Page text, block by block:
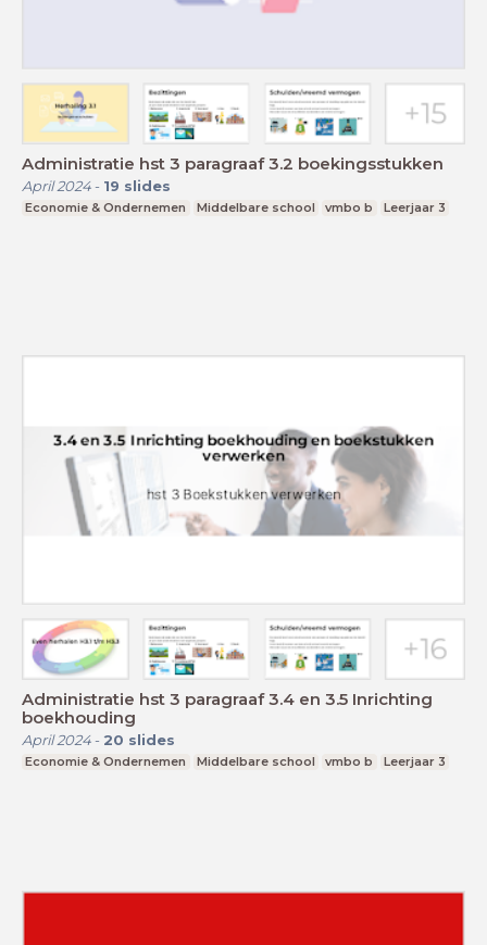
Administratie hst 3 paragraaf 3.2 boekingsstukken
April 2024- 19 slides
Economie & Ondernemen Middelbare school vmbo b Leerjaar 3
Administratie hst 3 paragraaf 3.4 en 3.5 Inrichting
boekhouding
April 2024- 20 slides
Economie & Ondernemen Middelbare school vmbo b Leerjaar 3